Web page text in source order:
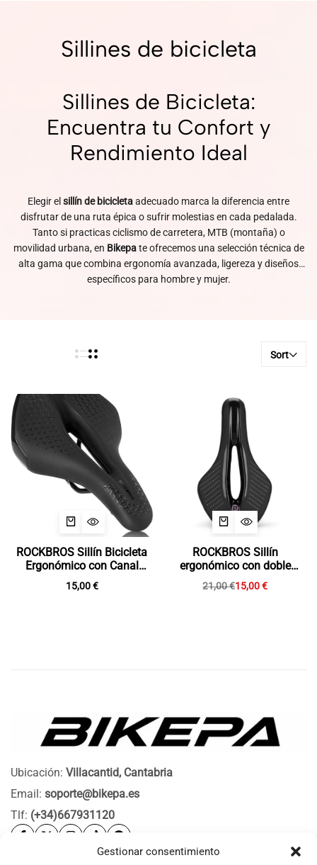
Gestionar consentimiento
Sillines de bicicleta
Sillines de Bicicleta:
Encuentra tu Confort y
Rendimiento Ideal
Elegir el sillín de bicicletaadecuado marca la diferencia entre
disfrutar de una ruta épica o sufrir molestias en cada pedalada.
Tanto si practicas ciclismo de carretera, MTB (montaña) o
movilidad urbana, en Bikepate ofrecemos una selección técnica de
alta gama que combina ergonomía avanzada, ligereza y diseños
específicos para hombre y mujer.
Sort
ROCKBROS Sillín Bicicleta
Ergonómico con Canal
Aliviador
15,00€
ROCKBROS Sillín
ergonómico con doble
suspensión y canal
ventilado, unisex
21,00€15,00€
Ubicación: Villacantid, Cantabria
Email: soporte@bikepa.es
Tlf: (+34)667931120